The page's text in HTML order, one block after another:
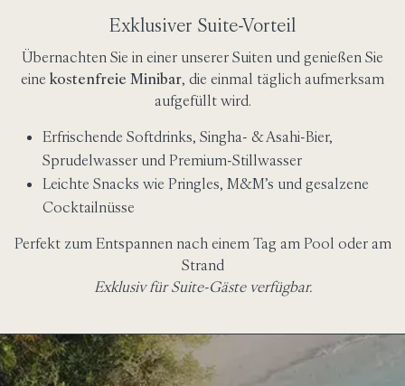
Exklusiver Suite-Vorteil
Übernachten Sie in einer unserer Suiten und genießen Sie
eine kostenfreie Minibar, die einmal täglich aufmerksam
aufgefüllt wird.
Erfrischende Softdrinks, Singha- & Asahi-Bier,
Sprudelwasser und Premium-Stillwasser
Leichte Snacks wie Pringles, M&M’s und gesalzene
Cocktailnüsse
Perfekt zum Entspannen nach einem Tag am Pool oder am
Strand
Exklusiv für Suite-Gäste verfügbar.